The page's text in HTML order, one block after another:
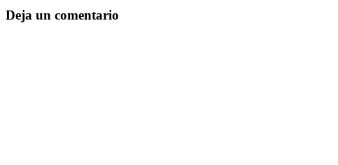
Deja un comentario